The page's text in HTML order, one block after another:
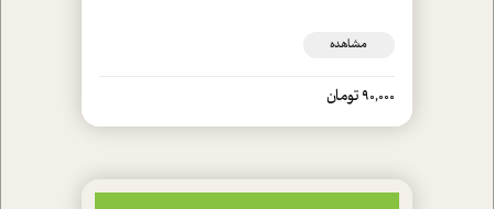
مشاهده
90,000 تومان